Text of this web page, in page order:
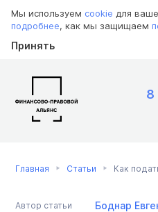
Мы используем cookie для
подробнее, как мы защищаем
Принять
8
Главная Статьи Как
Автор статьи Боднар